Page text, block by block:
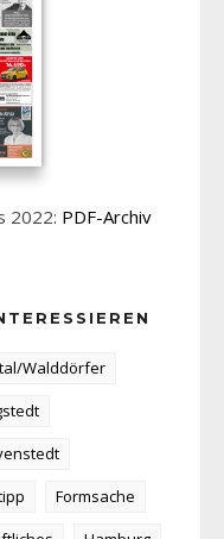
2022: PDF-Archiv
Walddörfer
Formsache